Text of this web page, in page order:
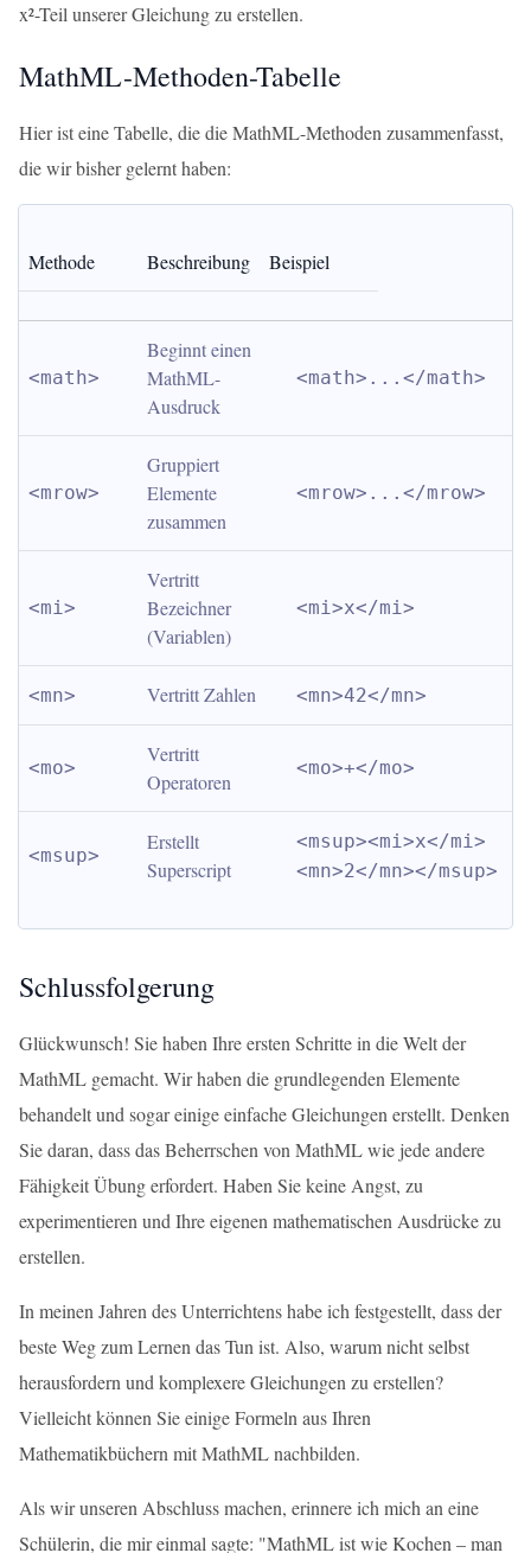
x²-Teil unserer Gleichung zu erstellen.
MathML-Methoden-Tabelle
Hier ist eine Tabelle, die die MathML-Methoden zusammenfasst,
die wir bisher gelernt haben:
Methode Beschreibung Beispiel
<math>
Beginnt einen
MathML-
Ausdruck
<math>...</math>
<mrow>
Gruppiert
Elemente
zusammen
<mrow>...</mrow>
<mi>
Vertritt
Bezeichner
(Variablen)
<mi>x</mi>
<mn> Vertritt Zahlen <mn>42</mn>
<mo>
Vertritt
Operatoren
<mo>+</mo>
<msup>
Erstellt
Superscript
<msup><mi>x</mi>
<mn>2</mn></msup>
Schlussfolgerung
Glückwunsch! Sie haben Ihre ersten Schritte in die Welt der
MathML gemacht. Wir haben die grundlegenden Elemente
behandelt und sogar einige einfache Gleichungen erstellt. Denken
Sie daran, dass das Beherrschen von MathML wie jede andere
Fähigkeit Übung erfordert. Haben Sie keine Angst, zu
experimentieren und Ihre eigenen mathematischen Ausdrücke zu
erstellen.
In meinen Jahren des Unterrichtens habe ich festgestellt, dass der
beste Weg zum Lernen das Tun ist. Also, warum nicht selbst
herausfordern und komplexere Gleichungen zu erstellen?
Vielleicht können Sie einige Formeln aus Ihren
Mathematikbüchern mit MathML nachbilden.
Als wir unseren Abschluss machen, erinnere ich mich an eine
Schülerin, die mir einmal sagte: "MathML ist wie Kochen – man